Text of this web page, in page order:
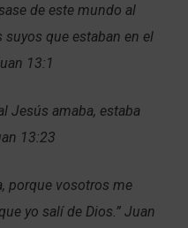
de este mundo al
suyos que estaban en el
13:1
Jesús amaba, estaba
13:23
porque vosotros me
yo salí de Dios.” Juan